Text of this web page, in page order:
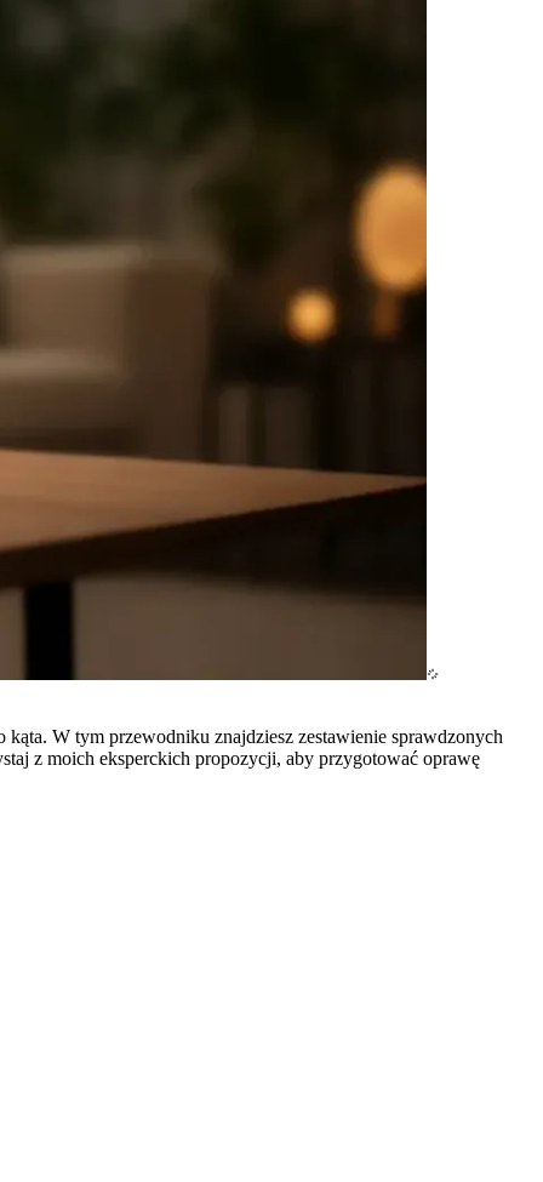
W tym przewodniku znajdziesz zestawienie sprawdzonych
z moich eksperckich propozycji, aby przygotować oprawę